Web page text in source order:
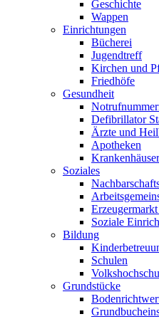
Geschichte
Wappen
Einrichtungen
Bücherei
Jugendtreff
Kirchen und
Friedhöfe
Gesundheit
Defibrillator
Ärzte und
Apotheken
Krankenhäuser
Soziales
Soziale
Bildung
Schulen
Grundstücke